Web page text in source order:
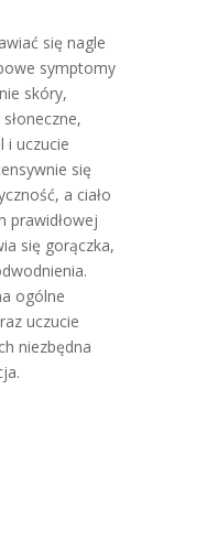
się nagle
symptomy
skóry,
i uczucie
się
a ciało
prawidłowej
się gorączka,
ogólne
uczucie
niezbędna